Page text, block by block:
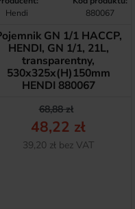
Hendi
880067
GN 1/1 HACCP,
HENDI, GN 1/1, 21L,
transparentny,
530x325x(H)150mm
HENDI 880067
Cena
68,88 zł
Cena
48,22 zł
Netto
39,20 zł bez VAT